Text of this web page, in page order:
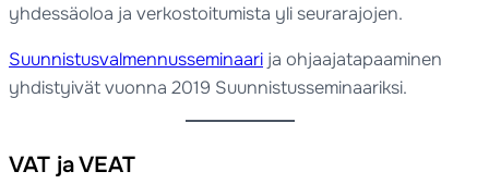
yhdessäoloa ja verkostoitumista yli seurarajojen.
Suunnistusvalmennusseminaari ja ohjaajatapaaminen
yhdistyivät vuonna 2019 Suunnistusseminaariksi.
VAT ja VEAT